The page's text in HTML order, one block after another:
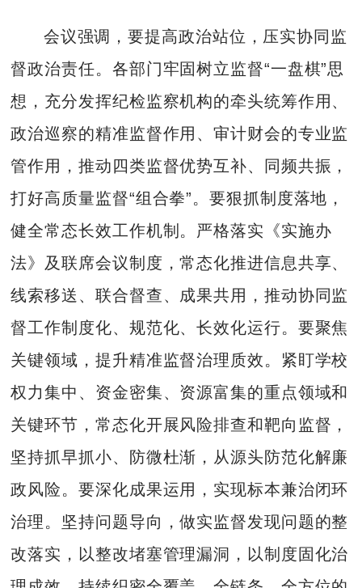
会议强调，要提高政治站位，压实协同监
督政治责任。各部门牢固树立监督“一盘棋”思
想，充分发挥纪检监察机构的牵头统筹作用、
政治巡察的精准监督作用、审计财会的专业监
管作用，推动四类监督优势互补、同频共振，
打好高质量监督“组合拳”。要狠抓制度落地，
健全常态长效工作机制。严格落实《实施办
法》及联席会议制度，常态化推进信息共享、
线索移送、联合督查、成果共用，推动协同监
督工作制度化、规范化、长效化运行。要聚焦
关键领域，提升精准监督治理质效。紧盯学校
权力集中、资金密集、资源富集的重点领域和
关键环节，常态化开展风险排查和靶向监督，
坚持抓早抓小、防微杜渐，从源头防范化解廉
政风险。要深化成果运用，实现标本兼治闭环
治理。坚持问题导向，做实监督发现问题的整
改落实，以整改堵塞管理漏洞，以制度固化治